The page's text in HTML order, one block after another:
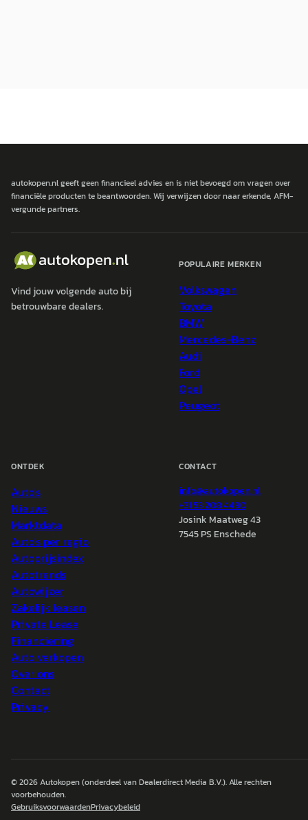
autokopen.nl geeft geen financieel advies en is niet bevoegd om vragen over
financiële producten te beantwoorden. Wij verwijzen door naar erkende, AFM-
vergunde partners.
Vind jouw volgende auto bij
betrouwbare dealers.
POPULAIRE MERKEN
Volkswagen
Toyota
BMW
Mercedes-Benz
Audi
Ford
Opel
Peugeot
ONTDEK
Auto's
Nieuws
Marktdata
Auto's per regio
Autoprijsindex
Autotrends
Autowijzer
Zakelijk leasen
Private Lease
Financiering
Auto verkopen
Over ons
Contact
Privacy
CONTACT
info@autokopen.nl
+31 53 208 4490
Josink Maatweg 43
7545 PS Enschede
© 2026Autokopen(onderdeel van Dealerdirect Media B.V.). Alle rechten
voorbehouden.
GebruiksvoorwaardenPrivacybeleid